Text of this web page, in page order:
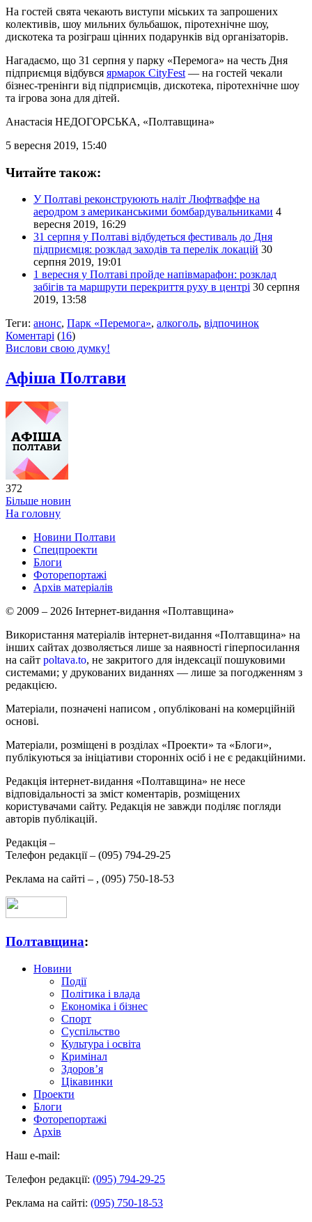
На гостей свята чекають виступи міських та запрошених
колективів, шоу мильних бульбашок, піротехнічне шоу,
дискотека та розіграш цінних подарунків від організаторів.
Нагадаємо, що 31 серпня у парку «Перемога» на честь Дня
підприємця відбувся ярмарок CityFest — на гостей чекали
бізнес-тренінги від підприємців, дискотека, піротехнічне шоу
та ігрова зона для дітей.
Анастасія НЕДОГОРСЬКА, «Полтавщина»
5 вересня 2019, 15:40
Читайте також:
У Полтаві реконструюють наліт Люфтваффе на
аеродром з американськими бомбардувальниками 4
вересня 2019, 16:29
31 серпня у Полтаві відбудеться фестиваль до Дня
підприємця: розклад заходів та перелік локацій 30
серпня 2019, 19:01
1 вересня у Полтаві пройде напівмарафон: розклад
забігів та маршрути перекриття руху в центрі 30 серпня
2019, 13:58
Теги: анонс, Парк «Перемога», алкоголь, відпочинок
Коментарі (16)
Вислови свою думку!
Афіша Полтави
372
Більше новин
На головну
Новини Полтави
Спецпроекти
Блоги
Фоторепортажі
Архів матеріалів
© 2009 – 2026 Інтернет-видання «Полтавщина»
Використання матеріалів інтернет-видання «Полтавщина» на
інших сайтах дозволяється лише за наявності гіперпосилання
на сайт poltava.to, не закритого для індексації пошуковими
системами; у друкованих виданнях — лише за погодженням з
редакцією.
Матеріали, позначені написом , опубліковані на комерційній
основі.
Матеріали, розміщені в розділах «Проекти» та «Блоги»,
публікуються за ініціативи сторонніх осіб і не є редакційними.
Редакція інтернет-видання «Полтавщина» не несе
відповідальності за зміст коментарів, розміщених
користувачами сайту. Редакція не завжди поділяє погляди
авторів публікацій.
Редакція –
Телефон редакції – (095) 794-29-25
Реклама на сайті – , (095) 750-18-53
Полтавщина:
Новини
Події
Політика і влада
Економіка і бізнес
Спорт
Суспільство
Культура і освіта
Кримінал
Здоров’я
Цікавинки
Проекти
Блоги
Фоторепортажі
Архів
Наш e-mail:
Телефон редакції: (095) 794-29-25
Реклама на сайті: (095) 750-18-53